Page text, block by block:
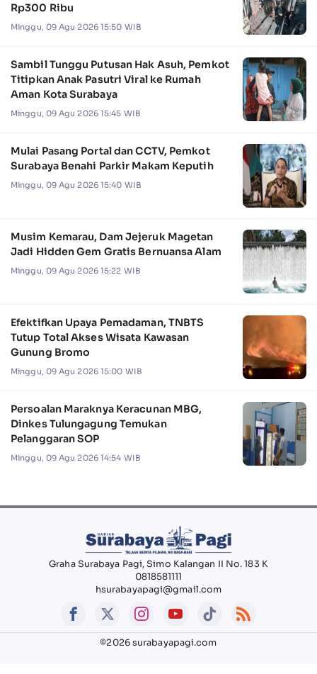
Rp300 Ribu
Minggu, 09 Agu 2026 15:50 WIB
Sambil Tunggu Putusan Hak Asuh, Pemkot
Titipkan Anak Pasutri Viral ke Rumah
Aman Kota Surabaya
Minggu, 09 Agu 2026 15:45 WIB
Mulai Pasang Portal dan CCTV, Pemkot
Surabaya Benahi Parkir Makam Keputih
Minggu, 09 Agu 2026 15:40 WIB
Musim Kemarau, Dam Jejeruk Magetan
Jadi Hidden Gem Gratis Bernuansa Alam
Minggu, 09 Agu 2026 15:22 WIB
Efektifkan Upaya Pemadaman, TNBTS
Tutup Total Akses Wisata Kawasan
Gunung Bromo
Minggu, 09 Agu 2026 15:00 WIB
Persoalan Maraknya Keracunan MBG,
Dinkes Tulungagung Temukan
Pelanggaran SOP
Minggu, 09 Agu 2026 14:54 WIB
Graha Surabaya Pagi, Simo Kalangan II No. 183 K
0818581111
hsurabayapagi@gmail.com
©2026 surabayapagi.com